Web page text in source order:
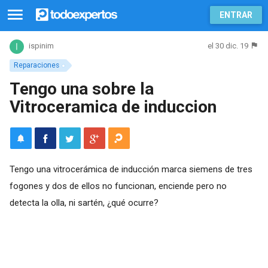
ENTRAR
Reparaciones
ispinim el 30 dic. 19
Tengo una sobre la
Vitroceramica de induccion
Tengo una vitrocerámica de inducción marca siemens de tres
fogones y dos de ellos no funcionan, enciende pero no
detecta la olla, ni sartén, ¿qué ocurre?